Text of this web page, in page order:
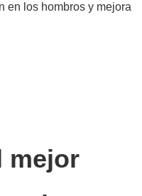
en los hombros y mejora
mejor